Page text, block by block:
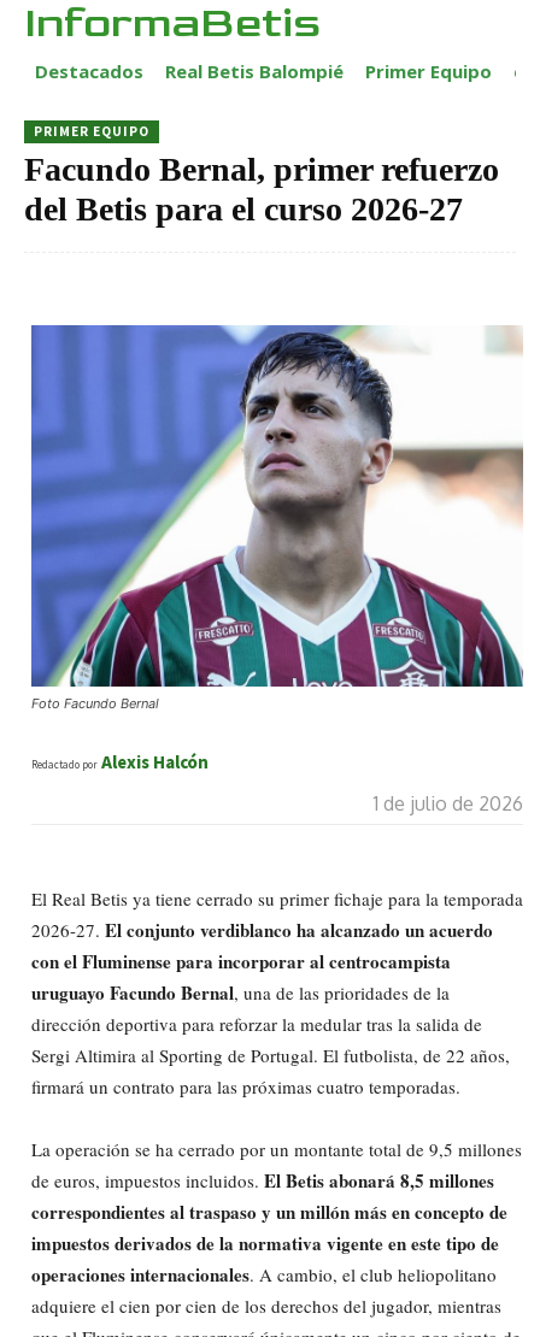
InformaBetis
Destacados Real Betis Balompié Primer Equipo
PRIMER EQUIPO
Facundo Bernal, primer refuerzo
del Betis para el curso 2026-27
Foto Facundo Bernal
Redactado por Alexis Halcón
1 de julio de 2026
El Real Betis ya tiene cerrado su primer fichaje para la temporada
2026-27. El conjunto verdiblanco ha alcanzado un acuerdo
con el Fluminense para incorporar al centrocampista
uruguayo Facundo Bernal, una de las prioridades de la
dirección deportiva para reforzar la medular tras la salida de
Sergi Altimira al Sporting de Portugal. El futbolista, de 22 años,
firmará un contrato para las próximas cuatro temporadas.
La operación se ha cerrado por un montante total de 9,5 millones
de euros, impuestos incluidos. El Betis abonará 8,5 millones
correspondientes al traspaso y un millón más en concepto de
impuestos derivados de la normativa vigente en este tipo de
operaciones internacionales. A cambio, el club heliopolitano
adquiere el cien por cien de los derechos del jugador, mientras